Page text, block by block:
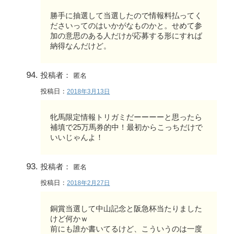
勝手に抽選して当選したので情報料払ってく
ださいってのはいかがなものかと。せめて参
加の意思のある人だけが応募する形にすれば
納得なんだけど。
投稿者： 匿名
投稿日： 2018年3月13日
牝馬限定情報トリガミだーーーーと思ったら
補填で25万馬券的中！最初からこっちだけで
いいじゃんよ！
投稿者： 匿名
投稿日： 2018年2月27日
銅賞当選して中山記念と阪急杯当たりました
けど何かｗ
前にも誰か書いてるけど、こういうのは一度